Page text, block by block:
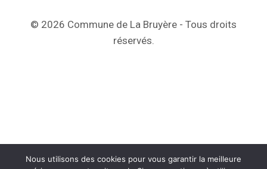
© 2026 Commune de La Bruyère - Tous droits
réservés.
Nous utilisons des cookies pour vous garantir la meilleure